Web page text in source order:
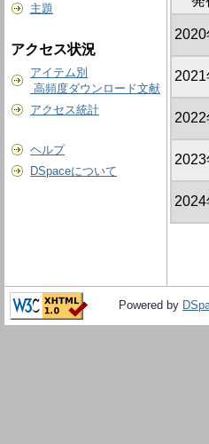
主題
アクセス状況
アイテム別
高頻度ダウンロード文献
アクセス統計
ヘルプ
DSpaceについて
2020
2021
2022
2023
2024
Powered by